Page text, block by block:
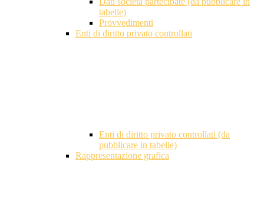
tabelle)
Provvedimenti
Enti di diritto privato controllati
Enti di diritto privato controllati (da
pubblicare in tabelle)
Rappresentazione grafica